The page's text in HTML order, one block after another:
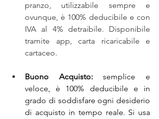
pranzo, utilizzabile sempre e
ovunque, è 100% deducibile e con
IVA al 4% detraibile. Disponibile
tramite app, carta ricaricabile e
cartaceo.
Buono Acquisto: semplice e
veloce, è 100% deducibile e in
grado di soddisfare ogni desiderio
di acquisto in tempo reale. Si usa